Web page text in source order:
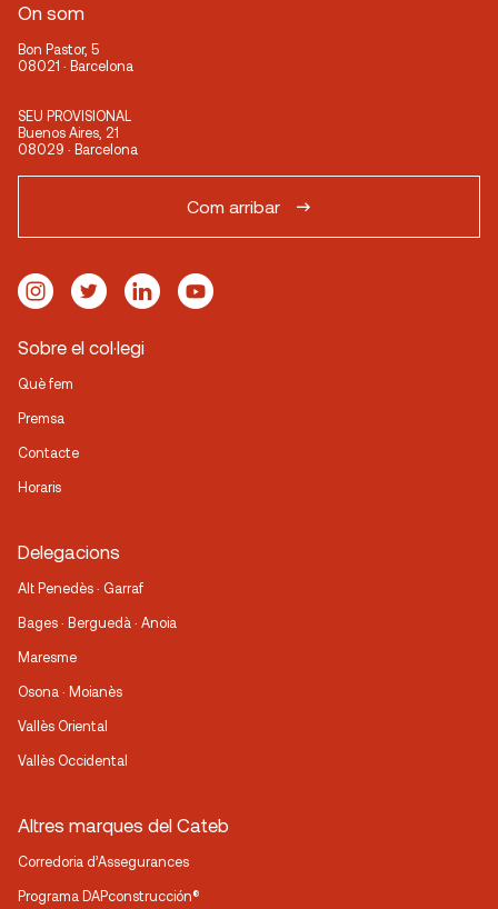
On som
Bon Pastor, 5
08021 · Barcelona
SEU PROVISIONAL
Buenos Aires, 21
08029 · Barcelona
Com arribar
Sobre el col·legi
Què fem
Premsa
Contacte
Horaris
Delegacions
Alt Penedès · Garraf
Bages · Berguedà · Anoia
Maresme
Osona · Moianès
Vallès Oriental
Vallès Occidental
Altres marques del Cateb
Corredoria d’Assegurances
Programa DAPconstrucción®